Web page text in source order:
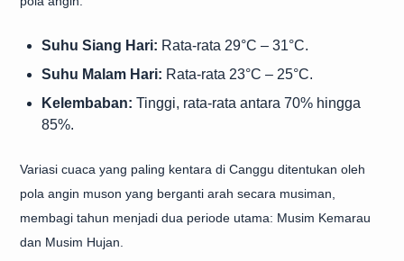
Suhu Siang Hari: Rata-rata 29°C – 31°C.
Suhu Malam Hari: Rata-rata 23°C – 25°C.
Kelembaban: Tinggi, rata-rata antara 70% hingga
85%.
Variasi cuaca yang paling kentara di Canggu ditentukan oleh
pola angin muson yang berganti arah secara musiman,
membagi tahun menjadi dua periode utama: Musim Kemarau
dan Musim Hujan.